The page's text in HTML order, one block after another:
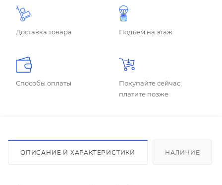
Доставка товара Подъем на этаж
Способы оплаты
Покупайте сейчас,
платите позже
ОПИСАНИЕ И ХАРАКТЕРИСТИКИ НАЛИЧИЕ